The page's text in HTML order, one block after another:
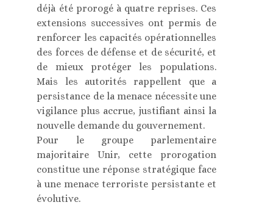
déjà été prorogé à quatre reprises. Ces
extensions successives ont permis de
renforcer les capacités opérationnelles
des forces de défense et de sécurité, et
de mieux protéger les populations.
Mais les autorités rappellent que a
persistance de la menace nécessite une
vigilance plus accrue, justifiant ainsi la
nouvelle demande du gouvernement.
Pour le groupe parlementaire
majoritaire Unir, cette prorogation
constitue une réponse stratégique face
à une menace terroriste persistante et
évolutive.